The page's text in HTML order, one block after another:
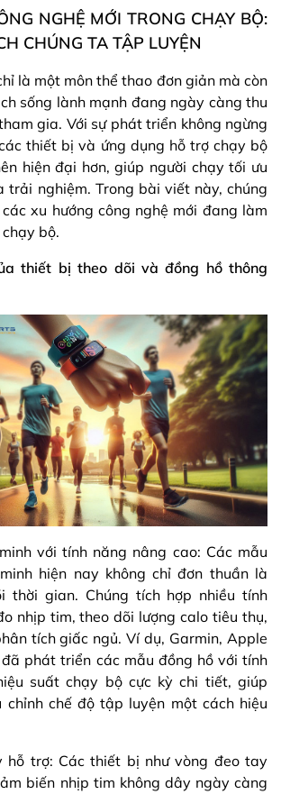
NGHỆ MỚI TRONG CHẠY BỘ:
CHÚNG TA TẬP LUYỆN
là một môn thể thao đơn giản mà còn
sống lành mạnh đang ngày càng thu
gia. Với sự phát triển không ngừng
thiết bị và ứng dụng hỗ trợ chạy bộ
hiện đại hơn, giúp người chạy tối ưu
trải nghiệm. Trong bài viết này, chúng
xu hướng công nghệ mới đang làm
bộ.
thiết bị theo dõi và đồng hồ thông
với tính năng nâng cao: Các mẫu
hiện nay không chỉ đơn thuần là
thời gian. Chúng tích hợp nhiều tính
nhịp tim, theo dõi lượng calo tiêu thụ,
tích giấc ngủ. Ví dụ, Garmin, Apple
phát triển các mẫu đồng hồ với tính
suất chạy bộ cực kỳ chi tiết, giúp
chỉnh chế độ tập luyện một cách hiệu
hỗ trợ: Các thiết bị như vòng đeo tay
biến nhịp tim không dây ngày càng